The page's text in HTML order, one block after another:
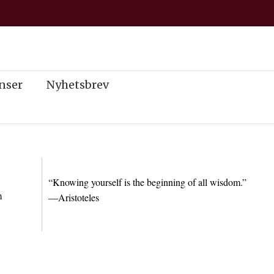
Nyhetsbrev
“Knowing yourself is the beginning of all wisdom.”
—Aristoteles